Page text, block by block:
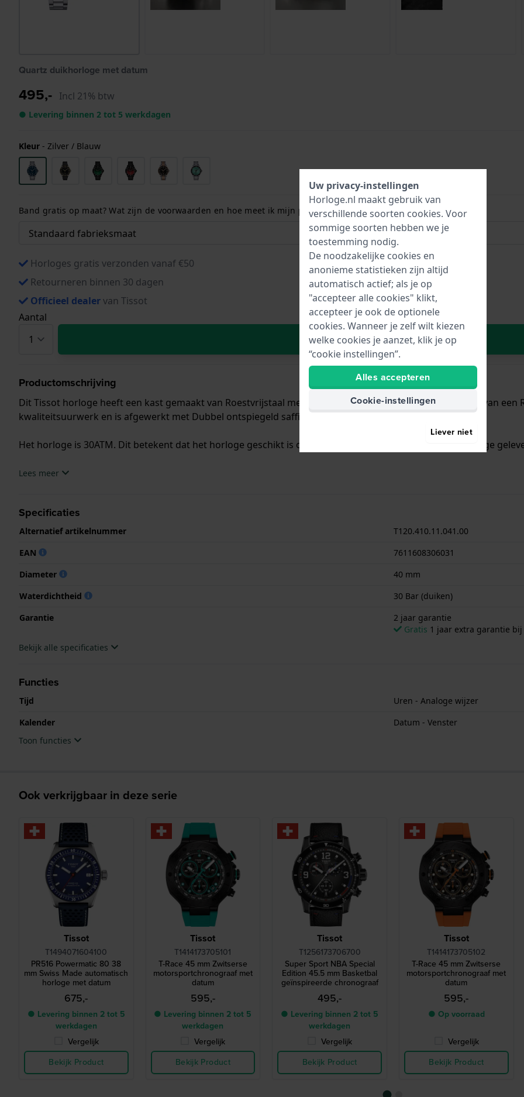
Quartz duikhorloge met datum
495,- Incl 21% btw
● Levering binnen 2 tot 5 werkdagen
Kleur - Zilver / Blauw
Band gratis op maat? Wat zijn de voorwaarden en hoe meet ik mijn polsmaat? Lees meer:
Horloges gratis verzonden vanaf €50
Retourneren binnen 30 dagen
Officieel dealervan Tissot
Aantal
In Winkelwagen
Productomschrijving
Dit Tissot horloge heeft een kast gemaakt van Roestvrijstaal met een diameter van 40 mm en is voorzien van een
kwaliteitsuurwerk en is afgewerkt met Dubbel ontspiegeld saffierglasglas.
Het horloge is 30ATM. Dit betekent dat het horloge geschikt is om mee te duiken. Verder wordt het horloge
.Lees meer
Specificaties
Alternatief artikelnummer
T120.410.11.041.00
EAN
7611608306031
Diameter
40 mm
Waterdichtheid
30 Bar (duiken)
Garantie
2 jaar garantie
Gratis 1 jaar extra garantie
Bekijk alle specificaties
Functies
Tijd
Uren - Analoge wijzer
Kalender
Datum - Venster
Toon functies
Ook verkrijgbaar in deze serie
Tissot
T1494071604100
PR516 Powermatic 80 38
mm Swiss Made automatisch
horloge met datum
675,-
● Levering binnen 2 tot 5
werkdagen
Vergelijk
Bekijk Product
Tissot
T1414173705101
T-Race 45 mm Zwitserse
motorsportchronograaf met
datum
595,-
● Levering binnen 2 tot 5
werkdagen
Vergelijk
Bekijk Product
Tissot
T1256173706700
Super Sport NBA Special
Edition 45.5 mm Basketbal
geïnspireerde chronograaf
495,-
● Levering binnen 2 tot 5
werkdagen
Vergelijk
Bekijk Product
Tissot
T1414173705102
T-Race 45 mm Zwitserse
motorsportchronograaf met
datum
595,-
● Op voorraad
Vergelijk
Bekijk Product
Uw privacy-instellingen
Horloge.nl maakt gebruik van
verschillende soorten cookies. Voor
sommige soorten hebben we je
toestemming nodig.
De noodzakelijke cookies en
anonieme statistieken zijn altijd
automatisch actief; als je op
"accepteer alle cookies" klikt,
accepteer je ook de optionele
cookies. Wanneer je zelf wilt kiezen
welke cookies je aanzet, klik je op
“cookie instellingen”.
Alles accepteren
Cookie-instellingen
Liever niet